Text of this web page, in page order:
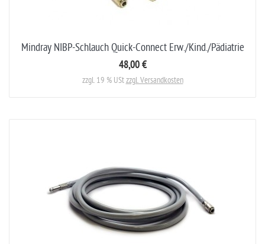
Mindray NIBP-Schlauch Quick-Connect Erw./Kind./Pädiatrie
48,00 €
zzgl. 19 % UStzzgl. Versandkosten